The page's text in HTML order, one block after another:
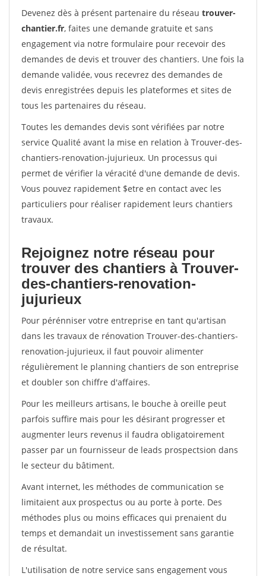
Devenez dès à présent partenaire du réseau trouver-
chantier.fr, faites une demande gratuite et sans
engagement via notre formulaire pour recevoir des
demandes de devis et trouver des chantiers. Une fois la
demande validée, vous recevrez des demandes de
devis enregistrées depuis les plateformes et sites de
tous les partenaires du réseau.
Toutes les demandes devis sont vérifiées par notre
service Qualité avant la mise en relation à Trouver-des-
chantiers-renovation-jujurieux. Un processus qui
permet de vérifier la véracité d'une demande de devis.
Vous pouvez rapidement $etre en contact avec les
particuliers pour réaliser rapidement leurs chantiers
travaux.
Rejoignez notre réseau pour
trouver des chantiers à Trouver-
des-chantiers-renovation-
jujurieux
Pour pérénniser votre entreprise en tant qu'artisan
dans les travaux de rénovation Trouver-des-chantiers-
renovation-jujurieux, il faut pouvoir alimenter
régulièrement le planning chantiers de son entreprise
et doubler son chiffre d'affaires.
Pour les meilleurs artisans, le bouche à oreille peut
parfois suffire mais pour les désirant progresser et
augmenter leurs revenus il faudra obligatoirement
passer par un fournisseur de leads prospectsion dans
le secteur du bâtiment.
Avant internet, les méthodes de communication se
limitaient aux prospectus ou au porte à porte. Des
méthodes plus ou moins efficaces qui prenaient du
temps et demandait un investissement sans garantie
de résultat.
L'utilisation de notre service sans engagement vous